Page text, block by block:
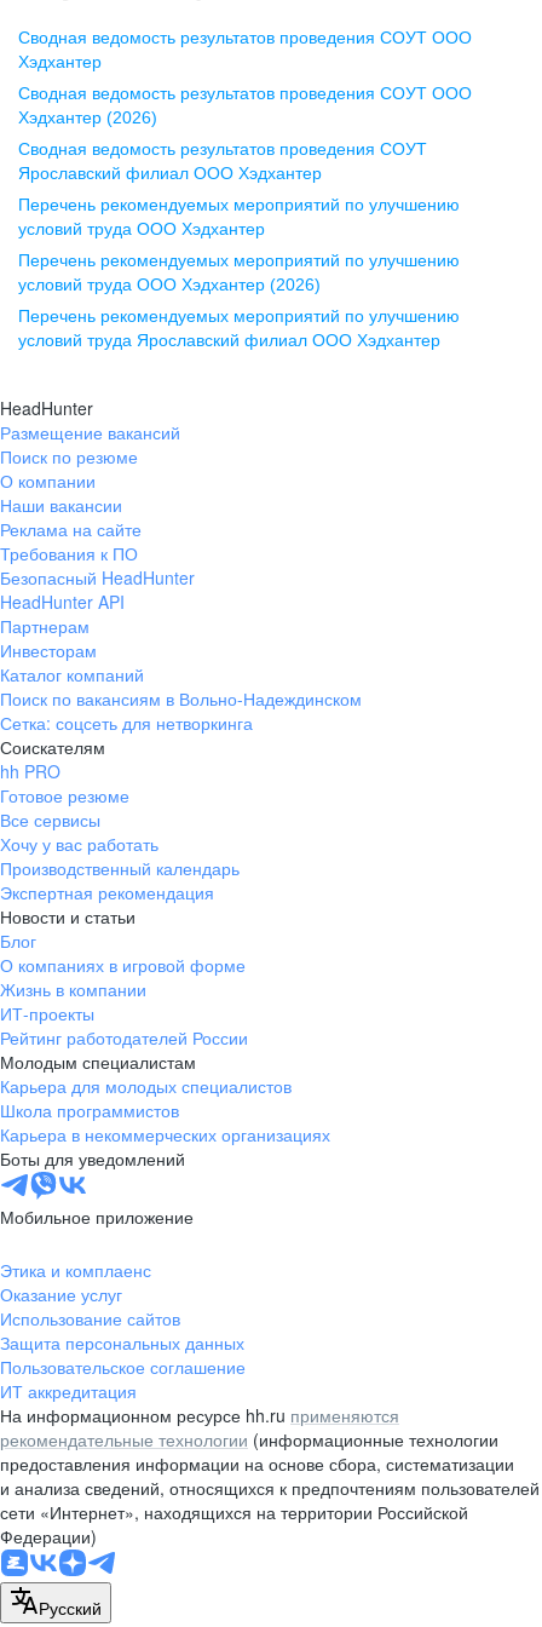
Воронеж
ул. Комиссаржевской, д. 10,
офис 1212
+7 473 280-05-05
pr@vrn.hh.ru
ул. Спартаковская, д. 2А, этаж 3,
помещение 15
+7 843 212-12-50
Екатеринбург
ул. Боевых Дружин, стр. 20,
+7 343 226-79-99
pr@ural.hh.ru
ул. Янковского, д. 169, 7 этаж,
706 каб.
+7 861 205-55-57
pr@krd.hh.ru
Владивосток
пер. Ланинский д. 4, офис 3.4
+7 423 202-33-28
pr@dv.hh.ru
Новосибирск
ул. Большевистская, д. 35,
помещение 21
+7 383 207-94-64
pr@nsk.hh.ru
Минск
пр-т Дзержинского, д. 57,
10 этаж, помещение 45-1
pr@rabota.by
Алматы
пр. Абая, д. 151, БЦ Алатау,
12 этаж, офис 1209
+7 727 232-13-13
pr@headhunter.com.kz
Сводная ведомость результатов проведения СОУТ ООО
Хэдхантер
Сводная ведомость результатов проведения СОУТ ООО
Хэдхантер (2026)
Сводная ведомость результатов проведения СОУТ
Ярославский филиал ООО Хэдхантер
Перечень рекомендуемых мероприятий по улучшению
условий труда ООО Хэдхантер
Перечень рекомендуемых мероприятий по улучшению
условий труда ООО Хэдхантер (2026)
Перечень рекомендуемых мероприятий по улучшению
условий труда Ярославский филиал ООО Хэдхантер
HeadHunter
Размещение вакансий
Поиск по резюме
О компании
Наши вакансии
Реклама на сайте
Требования к ПО
Безопасный HeadHunter
HeadHunter API
Партнерам
Инвесторам
Каталог компаний
Поиск по вакансиям в Вольно-Надеждинском
Сетка: соцсеть для нетворкинга
Соискателям
hh PRO
Готовое резюме
Все сервисы
Хочу у вас работать
Производственный календарь
Экспертная рекомендация
Новости и статьи
Блог
О компаниях в игровой форме
Жизнь в компании
ИТ-проекты
Рейтинг работодателей России
Молодым специалистам
Карьера для молодых специалистов
Школа программистов
Карьера в некоммерческих организациях
Боты для уведомлений
Мобильное приложение
Этика и комплаенс
Оказание услуг
Использование сайтов
Защита персональных данных
Пользовательское соглашение
ИТ аккредитация
На информационном ресурсе hh.ru применяются
рекомендательные технологии (информационные технологии
предоставления информации на основе сбора, систематизации
и анализа сведений, относящихся к предпочтениям пользователей
сети «Интернет», находящихся на территории Российской
Федерации)
Русский